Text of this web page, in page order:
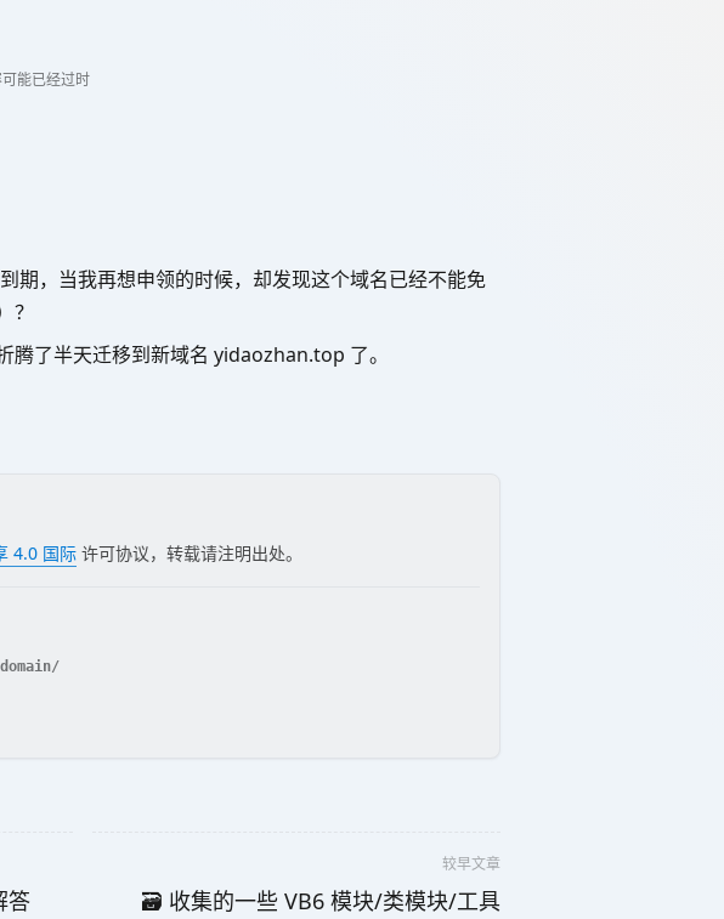
能已经过时
期，当我再想申领的时候，却发现这个域名已经不能免
？
腾了半天迁移到新域名 yidaozhan.top 了。
4.0 国际 许可协议，转载请注明出处。
答
较早文章
🗃️ 收集的一些 VB6 模块/类模块/工具